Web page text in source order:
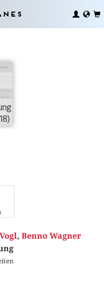
, Benno Wagner